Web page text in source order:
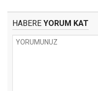
HABERE YORUM KAT